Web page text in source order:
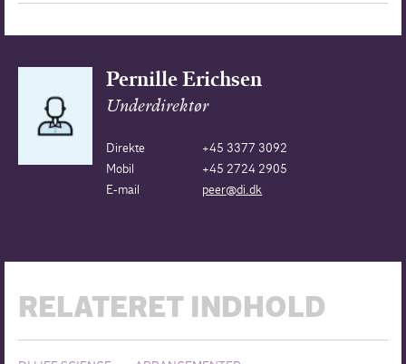
Pernille Erichsen
Underdirektør
Direkte
+45 3377 3092
Mobil
+45 2724 2905
E-mail
peer@di.dk
RELATERET INDHOLD